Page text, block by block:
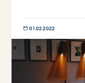
01.02.2022
JETZT ENTDECKEN